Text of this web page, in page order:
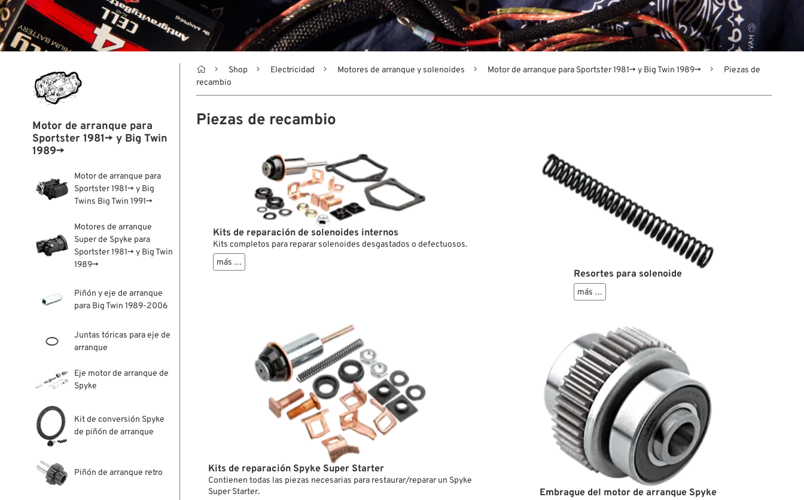
Motor de arranque para
Sportster 1981→ y Big Twin
1989→
Motor de arranque para
Sportster 1981→ y Big
Twins Big Twin 1991→
Motores de arranque
Super de Spyke para
Sportster 1981→ y Big Twin
1989→
Piñón y eje de arranque
para Big Twin 1989-2006
Juntas tóricas para eje de
arranque
Eje motor de arranque de
Spyke
Kit de conversión Spyke
de piñón de arranque
Piñón de arranque retro
 Shop Electricidad Motores de arranque y solenoides Motor de arranque para Sportster 1981→ y Big Twin 1989→
Piezas de
recambio
Piezas de recambio
Kits de reparación de solenoides internos
Kits completos para reparar solenoides desgastados o defectuosos.
más …
Resortes para solenoide
más …
Kits de reparación Spyke Super Starter
Contienen todas las piezas necesarias para restaurar/reparar un Spyke
Super Starter.
Embrague del motor de arranque Spyke